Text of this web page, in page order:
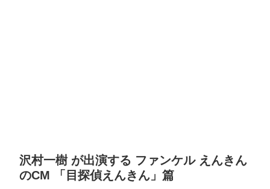
沢村一樹 が出演する ファンケル えんきん
のCM 「目探偵えんきん」篇